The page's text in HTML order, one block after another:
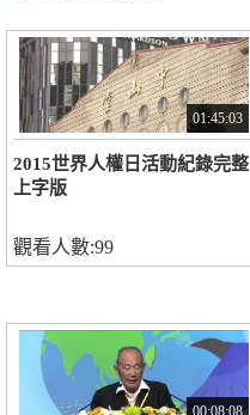
01:45:03
2015世界人權日活動紀錄完整
上字版
觀看人數:99
00:08:08